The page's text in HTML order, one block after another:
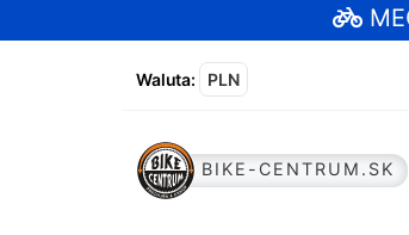
Waluta: PLN
BIKE-CENTRUM.SK